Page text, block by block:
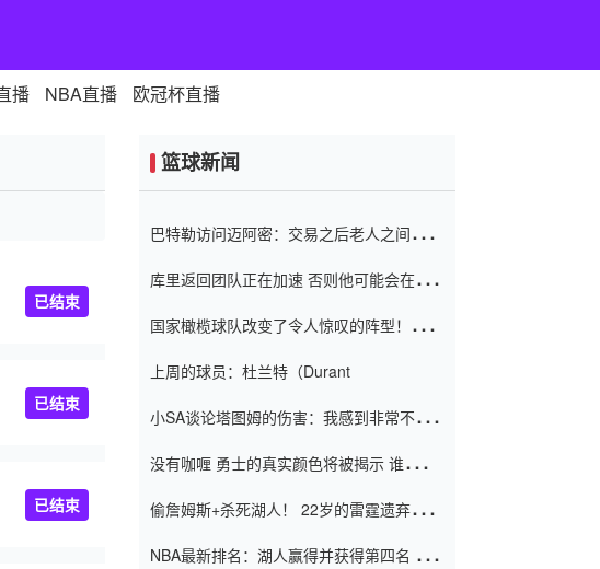
播 NBA直播 欧冠杯直播
已结束
已结束
已结束
篮球新闻
巴特勒访问迈阿密：交易之后老人之间的第
库里返回团队正在加速 否则他可能会在下
起了人们的关注
国家橄榄球队改变了令人惊叹的阵型！伊万
上周的球员：杜兰特（Durant
小SA谈论塔图姆的伤害：我感到非常不舒
没有咖喱 勇士的真实颜色将被揭示 谁注意
偷詹姆斯+杀死湖人！ 22岁的雷霆遗弃儿子
亿元人民币的合同
NBA最新排名：湖人赢得并获得第四名 小